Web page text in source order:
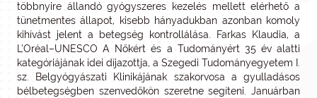
többnyire állandó gyógyszeres kezelés mellett elérhető a
tünetmentes állapot, kisebb hányadukban azonban komoly
kihívást jelent a betegség kontrollálása. Farkas Klaudia, a
L’Oréal–UNESCO A Nőkért és a Tudományért 35 év alatti
kategóriájának idei díjazottja, a Szegedi Tudományegyetem I.
sz. Belgyógyászati Klinikájának szakorvosa a gyulladásos
bélbetegségben szenvedőkön szeretne segíteni. Januárban